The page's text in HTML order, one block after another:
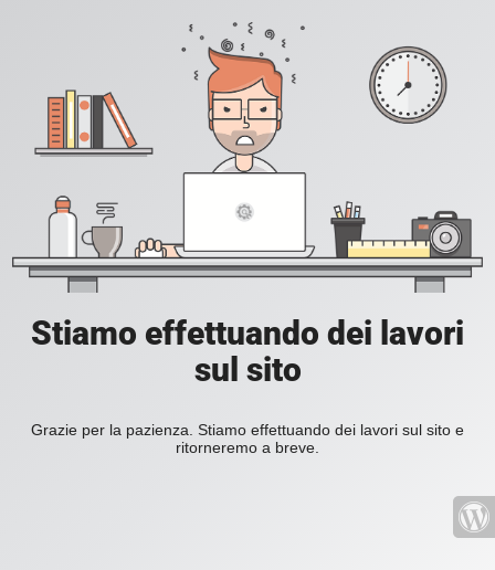
Stiamo effettuando dei lavori
sul sito
Grazie per la pazienza. Stiamo effettuando dei lavori sul sito e
ritorneremo a breve.